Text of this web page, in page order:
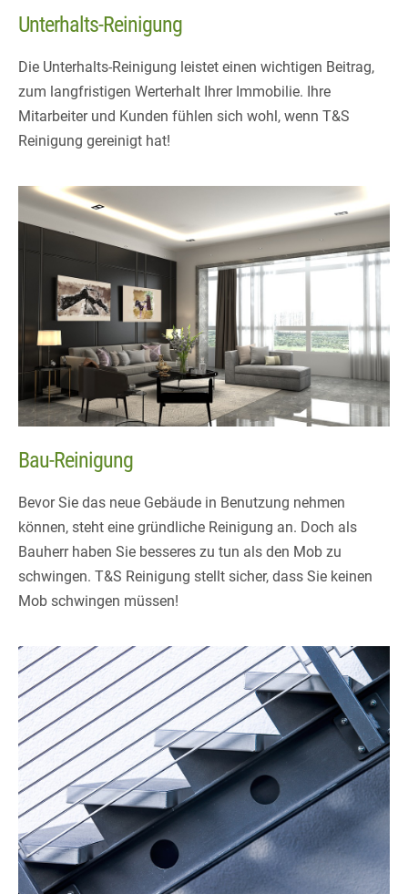
Unterhalts-Reinigung
Die Unterhalts-Reinigung leistet einen wichtigen Beitrag,
zum langfristigen Werterhalt Ihrer Immobilie. Ihre
Mitarbeiter und Kunden fühlen sich wohl, wenn T&S
Reinigung gereinigt hat!
Bau-Reinigung
Bevor Sie das neue Gebäude in Benutzung nehmen
können, steht eine gründliche Reinigung an. Doch als
Bauherr haben Sie besseres zu tun als den Mob zu
schwingen. T&S Reinigung stellt sicher, dass Sie keinen
Mob schwingen müssen!